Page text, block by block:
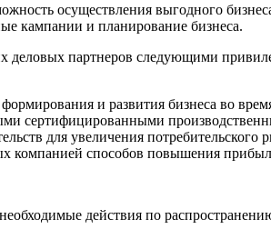
осуществления выгодного
кампании и планирование бизнеса.
деловых партнеров следующими
и развития бизнеса во
сертифицированными
для увеличения потребительского
компанией способов повышения
необходимые действия по